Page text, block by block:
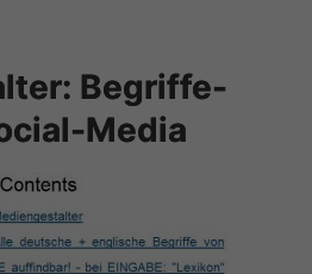
Begriffe-
Media